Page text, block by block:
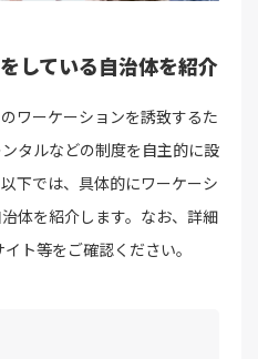
している自治体を紹介
ワーケーションを誘致するた
タルなどの制度を自主的に設
下では、具体的にワーケーシ
体を紹介します。なお、詳細
ト等をご確認ください。